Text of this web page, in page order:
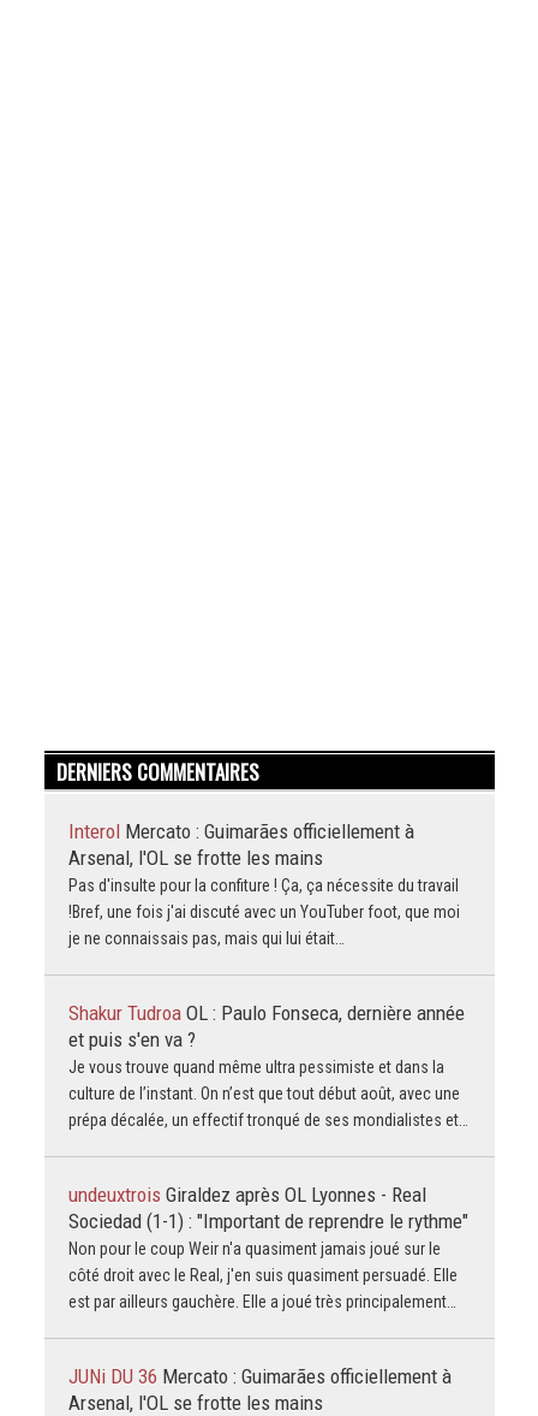
DERNIERS COMMENTAIRES
Interol Mercato : Guimarães officiellement à
Arsenal, l'OL se frotte les mains
Pas d'insulte pour la confiture ! Ça, ça nécessite du travail
!Bref, une fois j'ai discuté avec un YouTuber foot, que moi
je ne connaissais pas, mais qui lui était…
Shakur Tudroa OL : Paulo Fonseca, dernière année
et puis s'en va ?
Je vous trouve quand même ultra pessimiste et dans la
culture de l’instant. On n’est que tout début août, avec une
prépa décalée, un effectif tronqué de ses mondialistes et…
undeuxtrois Giraldez après OL Lyonnes - Real
Sociedad (1-1) : "Important de reprendre le rythme"
Non pour le coup Weir n'a quasiment jamais joué sur le
côté droit avec le Real, j'en suis quasiment persuadé. Elle
est par ailleurs gauchère. Elle a joué très principalement…
JUNi DU 36 Mercato : Guimarães officiellement à
Arsenal, l'OL se frotte les mains